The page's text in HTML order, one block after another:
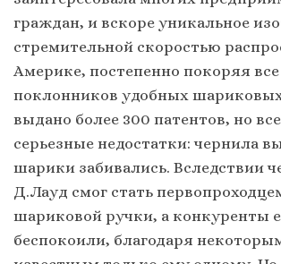
граждан, и вскоре уникальное
стремительной скоростью
Америке, постепенно покоряя
поклонников удобных
выдано более 300 патентов, но
серьезные недостатки: чернила
шарики забивались. Вследствии
Д.Лауд смог стать
шариковой ручки, а конкуренты
беспокоили, благодаря